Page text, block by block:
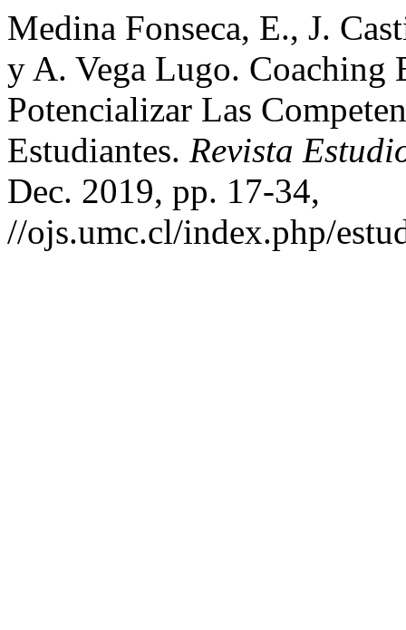
Medina Fonseca, E., J.
y A. Vega Lugo. Coaching
Potencializar Las
Estudiantes. Revista
Dec. 2019, pp. 17-34,
//ojs.umc.cl/index.php/